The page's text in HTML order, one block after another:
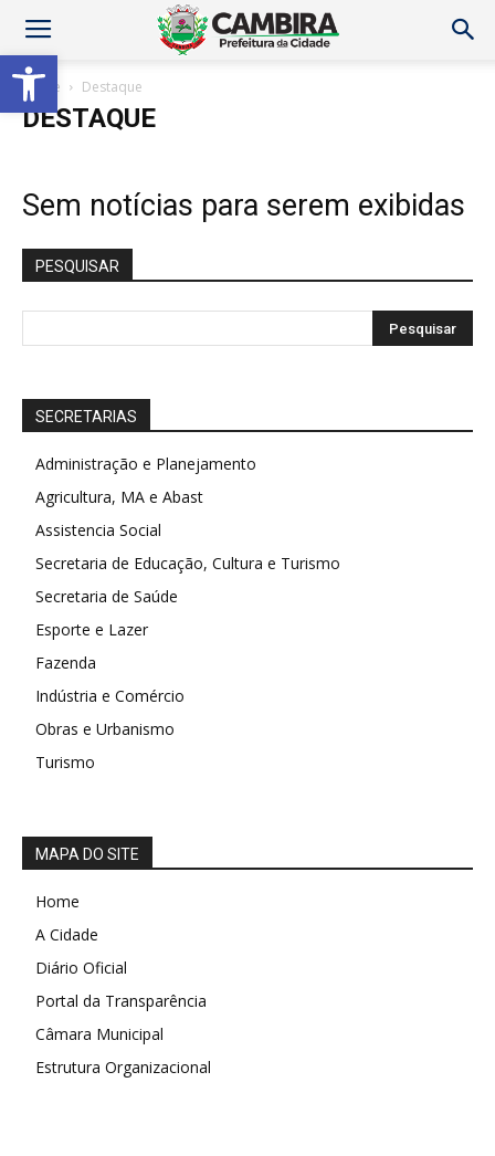
Abrir a barra de ferramentas
Home Destaque
DESTAQUE
Sem notícias para serem exibidas
PESQUISAR
SECRETARIAS
Administração e Planejamento
Agricultura, MA e Abast
Assistencia Social
Secretaria de Educação, Cultura e Turismo
Secretaria de Saúde
Esporte e Lazer
Fazenda
Indústria e Comércio
Obras e Urbanismo
Turismo
MAPA DO SITE
Home
A Cidade
Diário Oficial
Portal da Transparência
Câmara Municipal
Estrutura Organizacional